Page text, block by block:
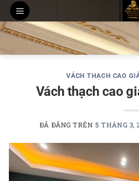
Chuyển
đến
nội
dung
THI CÔNG TRẦN THẠCH CAO
THI CÔNG TẤM ỐP
VÁCH THẠCH CAO
Vách thạch cao
ĐÃ ĐĂNG TRÊN5 THÁNG 3,